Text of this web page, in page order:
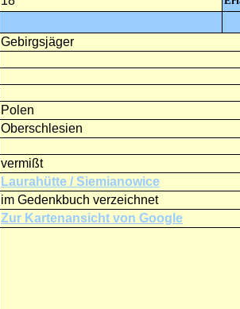
Gebirgsjäger
Polen
Oberschlesien
vermißt
Laurahütte / Siemianowice
im Gedenkbuch verzeichnet
Zur Kartenansicht von Google